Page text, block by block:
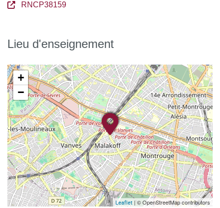
RNCP38159
Lieu d'enseignement
+
−
Leaflet | © OpenStreetMap contributors